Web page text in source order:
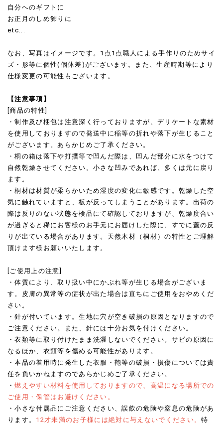
自分へのギフトに
お正月のしめ飾りに
etc...
なお、写真はイメージです。1点1点職人による手作りのためサイ
ズ・形等に個性(個体差)がございます。また、生産時期等により
仕様変更の可能性もございます。
【注意事項】
[商品の特性]
・制作及び梱包は注意深く行っておりますが、デリケートな素材
を使用しておりますので発送中に稲等の折れや落下が生じること
がございます。あらかじめご了承ください。
・桐の箱は落下や打撲等で凹んだ際は、凹んだ部分に水をつけて
自然乾燥させてください。小さな凹みであれば、多くは元に戻り
ます。
・桐材は材質が柔らかいため湿度の変化に敏感です。乾燥した空
気に触れていますと、板が反ってしまうことがあります。出荷の
際は反りのない状態を検品にて確認しておりますが、乾燥度合い
が過ぎると稀にお客様のお手元にお届けした際に、すでに蓋の反
りが出ている場合があります。天然木材（桐材）の特性とご理解
頂けます様お願いいたします。
[ご使用上の注意]
・体質により、取り扱い中にかぶれ等が生じる場合がございま
す。皮膚の異常等の症状が出た場合は直ちにご使用をおやめくだ
さい。
・針が付いています。生地に穴が空き破損の原因となりますので
ご注意ください。また、針には十分お気を付けください。
・衣類等に取り付けたまま洗濯しないでください。サビの原因に
なるほか、衣類等を傷める可能性があります。
・本品の着用時に発生した衣服・鞄等の破損・損傷については責
任を負いかねますのであらかじめご了承ください。
・燃えやすい材料を使用しておりますので、高温になる場所での
ご使用・保管はお避けください。
・小さな付属品にご注意ください、誤飲の危険や窒息の危険があ
ります。 12才未満のお子様には絶対に与えないでください。特